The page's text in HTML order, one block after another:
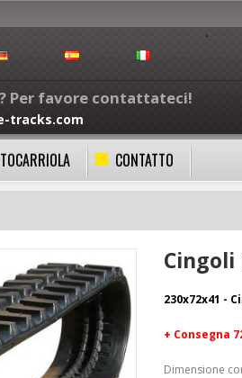
CONTATTO
Per favore contattateci!
tracks.com
Cingoli
230x72x41 -
+ Consegna
Dimensione